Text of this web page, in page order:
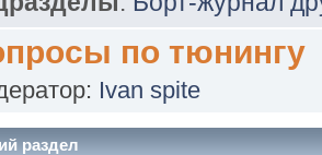
по тюнингу
Ivan spite
раздел